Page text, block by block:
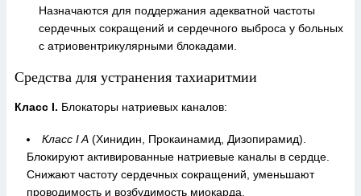
Назначаются для поддержания адекватной частоты
сердечных сокращений и сердечного выброса у больных
с атриовентрикулярными блокадами.
Средства для устранения тахиаритмии
Класс I. Блокаторы натриевых каналов:
Класс I A (Хинидин, Прокаинамид, Дизопирамид).
Блокируют активированные натриевые каналы в сердце.
Снижают частоту сердечных сокращений, уменьшают
проводимость и возбудимость миокарда.